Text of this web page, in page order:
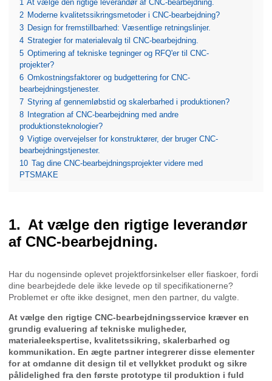
1 At vælge den rigtige leverandør af CNC-bearbejdning.
2 Moderne kvalitetssikringsmetoder i CNC-bearbejdning?
3 Design for fremstillbarhed: Væsentlige retningslinjer.
4 Strategier for materialevalg til CNC-bearbejdning.
5 Optimering af tekniske tegninger og RFQ'er til CNC-
projekter?
6 Omkostningsfaktorer og budgettering for CNC-
bearbejdningstjenester.
7 Styring af gennemløbstid og skalerbarhed i produktionen?
8
Integration af CNC-bearbejdning med andre
produktionsteknologier?
9 Vigtige overvejelser for konstruktører, der bruger CNC-
bearbejdningstjenester.
10 Tag dine CNC-bearbejdningsprojekter videre med
PTSMAKE
At vælge den rigtige leverandør
af CNC-bearbejdning.
Har du nogensinde oplevet projektforsinkelser eller fiaskoer, fordi
dine bearbejdede dele ikke levede op til specifikationerne?
Problemet er ofte ikke designet, men den partner, du valgte.
At vælge den rigtige CNC-bearbejdningsservice kræver en
grundig evaluering af tekniske muligheder,
materialeekspertise, kvalitetssikring, skalerbarhed og
kommunikation. En ægte partner integrerer disse elementer
for at omdanne dit design til et vellykket produkt og sikre
pålidelighed fra den første prototype til produktion i fuld